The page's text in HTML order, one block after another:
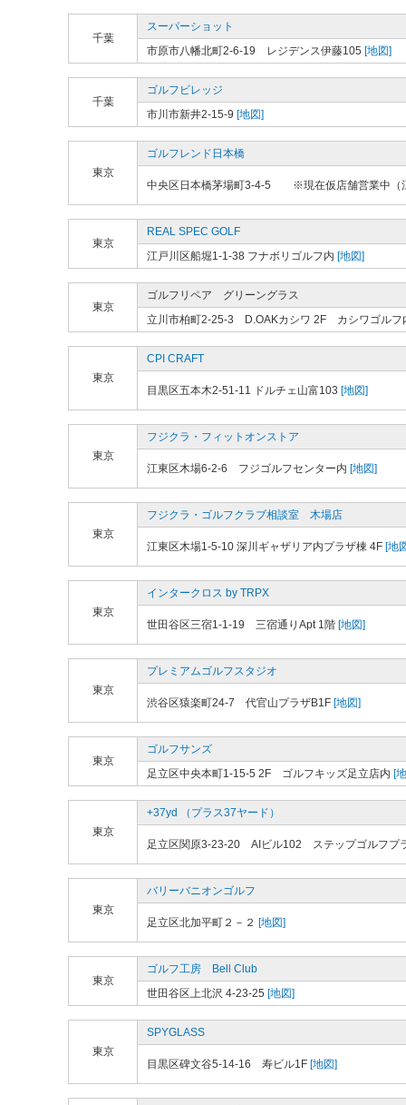
千葉
スーパーショット
市原市八幡北町2-6-19 レジデンス伊藤105 [地図]
千葉
ゴルフビレッジ
市川市新井2-15-9 [地図]
東京
ゴルフレンド日本橋
中央区日本橋茅場町3-4-5 ※現在仮店舗営業中（
東京
REAL SPEC GOLF
江戸川区船堀1-1-38 フナボリゴルフ内 [地図]
東京
ゴルフリペア グリーングラス
立川市柏町2-25-3 D.OAKカシワ 2F カシワゴルフ
東京
CPI CRAFT
目黒区五本木2-51-11 ドルチェ山富103 [地図]
東京
フジクラ・フィットオンストア
江東区木場6-2-6 フジゴルフセンター内 [地図]
東京
フジクラ・ゴルフクラブ相談室 木場店
江東区木場1-5-10 深川ギャザリア内プラザ棟 4F [地
東京
インタークロス by TRPX
世田谷区三宿1-1-19 三宿通りApt 1階 [地図]
東京
プレミアムゴルフスタジオ
渋谷区猿楽町24-7 代官山プラザB1F [地図]
東京
ゴルフサンズ
足立区中央本町1-15-5 2F ゴルフキッズ足立店内 [
東京
+37yd （プラス37ヤード）
足立区関原3-23-20 AIビル102 ステップゴルフプ
東京
バリーバニオンゴルフ
足立区北加平町２－２ [地図]
東京
ゴルフ工房 Bell Club
世田谷区上北沢 4-23-25 [地図]
東京
SPYGLASS
目黒区碑文谷5-14-16 寿ビル1F [地図]